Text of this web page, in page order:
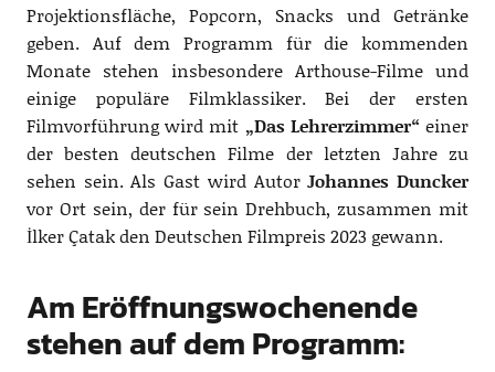
Projektionsfläche, Popcorn, Snacks und Getränke
geben. Auf dem Programm für die kommenden
Monate stehen insbesondere Arthouse-Filme und
einige populäre Filmklassiker. Bei der ersten
Filmvorführung wird mit „Das Lehrerzimmer“ einer
der besten deutschen Filme der letzten Jahre zu
sehen sein. Als Gast wird AutorJohannes Duncker
vor Ort sein, der für sein Drehbuch, zusammen mit
İlker Çatak den Deutschen Filmpreis 2023 gewann.
Am Eröffnungswochenende
stehen auf dem Programm: